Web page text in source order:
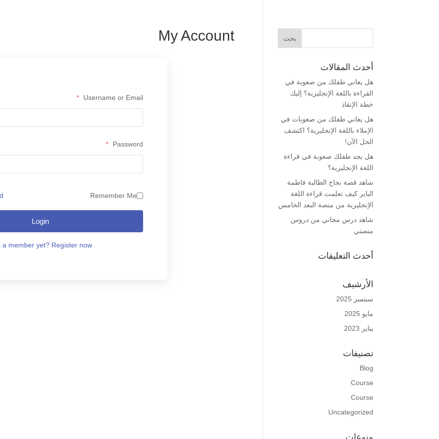
My Account
Username or Email
*
Password
*
Remember Me
Login
a member yet? Register now.
أحدث المقالات
هل يعاني طفلك من صعوبة في
القراءة باللغة الإنجليزية؟ إليك
خطة الإنقاذ
هل يعاني طفلك من صعوبات في
الإملاء باللغة الإنجليزية؟ اكتشف
الحل الآن!
هل يجد طفلك صعوبة في قراءة
اللغة الإنجليزية؟
شاهد قصة نجاح الطالبة فاطمة
الباير كيف تعلمت قراءة اللغة
الإنجليزية من منصة البعد الخامس
شاهد درس مجاني من دروس
منصتي
أحدث التعليقات
الأرشيف
سبتمبر 2025
مايو 2025
يناير 2023
تصنيفات
Blog
Course
Course
Uncategorized
منوعات